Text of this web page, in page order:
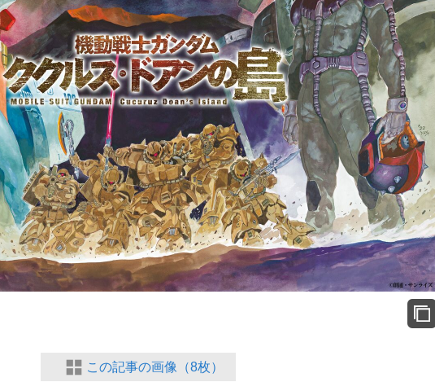
この記事の画像（8枚）